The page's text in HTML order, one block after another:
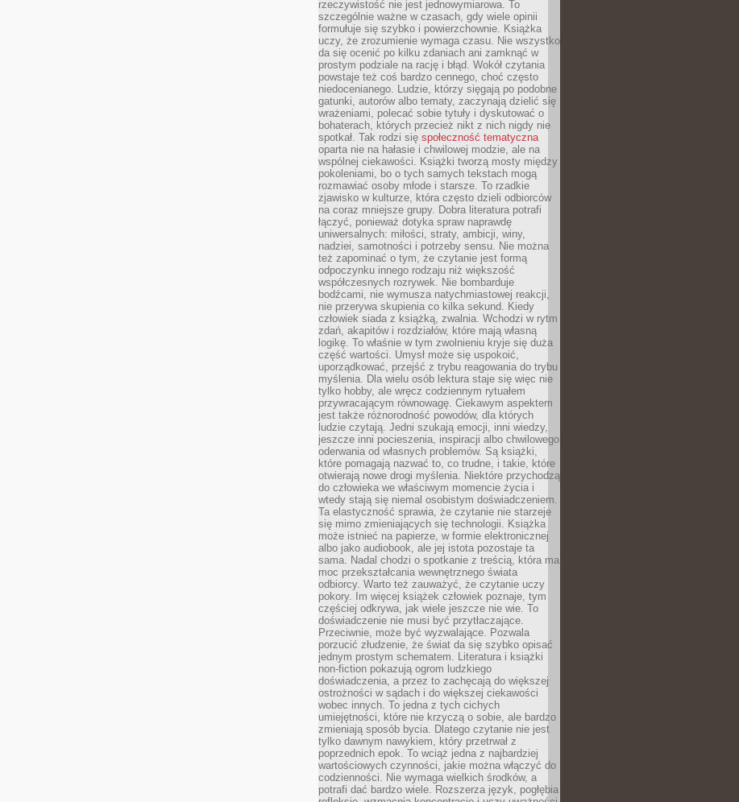
rzeczywistość nie jest jednowymiarowa. To
szczególnie ważne w czasach, gdy wiele opinii
formułuje się szybko i powierzchownie. Książka
uczy, że zrozumienie wymaga czasu. Nie wszystko
da się ocenić po kilku zdaniach ani zamknąć w
prostym podziale na rację i błąd. Wokół czytania
powstaje też coś bardzo cennego, choć często
niedocenianego. Ludzie, którzy sięgają po podobne
gatunki, autorów albo tematy, zaczynają dzielić się
wrażeniami, polecać sobie tytuły i dyskutować o
bohaterach, których przecież nikt z nich nigdy nie
spotkał. Tak rodzi się społeczność tematyczna
oparta nie na hałasie i chwilowej modzie, ale na
wspólnej ciekawości. Książki tworzą mosty między
pokoleniami, bo o tych samych tekstach mogą
rozmawiać osoby młode i starsze. To rzadkie
zjawisko w kulturze, która często dzieli odbiorców
na coraz mniejsze grupy. Dobra literatura potrafi
łączyć, ponieważ dotyka spraw naprawdę
uniwersalnych: miłości, straty, ambicji, winy,
nadziei, samotności i potrzeby sensu. Nie można
też zapominać o tym, że czytanie jest formą
odpoczynku innego rodzaju niż większość
współczesnych rozrywek. Nie bombarduje
bodźcami, nie wymusza natychmiastowej reakcji,
nie przerywa skupienia co kilka sekund. Kiedy
człowiek siada z książką, zwalnia. Wchodzi w rytm
zdań, akapitów i rozdziałów, które mają własną
logikę. To właśnie w tym zwolnieniu kryje się duża
część wartości. Umysł może się uspokoić,
uporządkować, przejść z trybu reagowania do trybu
myślenia. Dla wielu osób lektura staje się więc nie
tylko hobby, ale wręcz codziennym rytuałem
przywracającym równowagę. Ciekawym aspektem
jest także różnorodność powodów, dla których
ludzie czytają. Jedni szukają emocji, inni wiedzy,
jeszcze inni pocieszenia, inspiracji albo chwilowego
oderwania od własnych problemów. Są książki,
które pomagają nazwać to, co trudne, i takie, które
otwierają nowe drogi myślenia. Niektóre przychodzą
do człowieka we właściwym momencie życia i
wtedy stają się niemal osobistym doświadczeniem.
Ta elastyczność sprawia, że czytanie nie starzeje
się mimo zmieniających się technologii. Książka
może istnieć na papierze, w formie elektronicznej
albo jako audiobook, ale jej istota pozostaje ta
sama. Nadal chodzi o spotkanie z treścią, która ma
moc przekształcania wewnętrznego świata
odbiorcy. Warto też zauważyć, że czytanie uczy
pokory. Im więcej książek człowiek poznaje, tym
częściej odkrywa, jak wiele jeszcze nie wie. To
doświadczenie nie musi być przytłaczające.
Przeciwnie, może być wyzwalające. Pozwala
porzucić złudzenie, że świat da się szybko opisać
jednym prostym schematem. Literatura i książki
non-fiction pokazują ogrom ludzkiego
doświadczenia, a przez to zachęcają do większej
ostrożności w sądach i do większej ciekawości
wobec innych. To jedna z tych cichych
umiejętności, które nie krzyczą o sobie, ale bardzo
zmieniają sposób bycia. Dlatego czytanie nie jest
tylko dawnym nawykiem, który przetrwał z
poprzednich epok. To wciąż jedna z najbardziej
wartościowych czynności, jakie można włączyć do
codzienności. Nie wymaga wielkich środków, a
potrafi dać bardzo wiele. Rozszerza język, pogłębia